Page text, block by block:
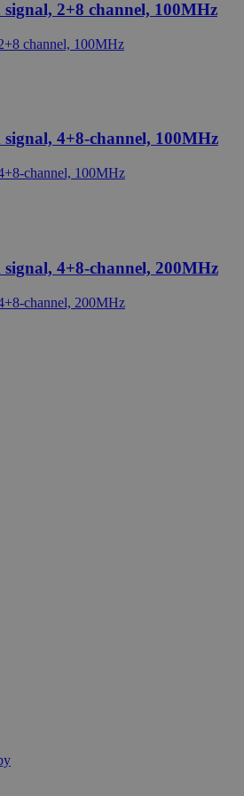
2+8 channel, 100MHz
4+8-channel, 100MHz
4+8-channel, 200MHz